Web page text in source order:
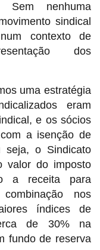
Sem nenhuma
sindical
contexto de
dos
uma estratégia
eram
e os sócios
a isenção de
seja, o Sindicato
valor do imposto
a receita para
nos
índices de
de 30% na
fundo de reserva